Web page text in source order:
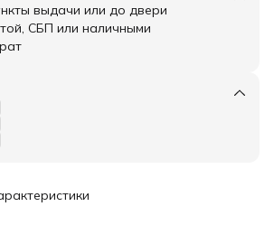
выдачи или до двери
СБП или наличными